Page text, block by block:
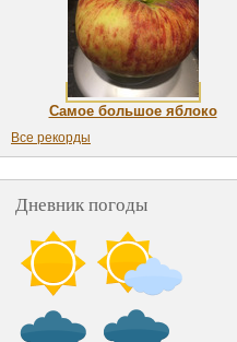
Самое большое яблоко
Все рекорды
Дневник погоды